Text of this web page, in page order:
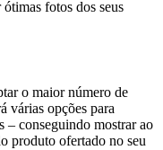
fotos dos seus
o maior número de
várias opções para
– conseguindo mostrar ao
produto ofertado no seu